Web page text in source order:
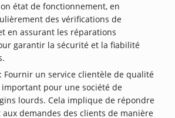
état de fonctionnement, en
des vérifications de
en assurant les réparations
garantir la sécurité et la fiabilité
: Fournir un service clientèle de qualité
pour une société de
lourds. Cela implique de répondre
aux demandes des clients de manière